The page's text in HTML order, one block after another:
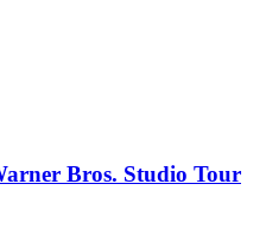
Bros. Studio Tour